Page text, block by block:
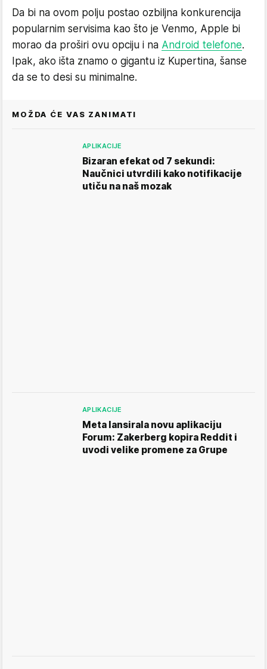
Da bi na ovom polju postao ozbiljna konkurencija
popularnim servisima kao što je Venmo, Apple bi
morao da proširi ovu opciju i na Android telefone.
Ipak, ako išta znamo o gigantu iz Kupertina, šanse
da se to desi su minimalne.
MOŽDA ĆE VAS ZANIMATI
APLIKACIJE
Bizaran efekat od 7 sekundi:
Naučnici utvrdili kako notifikacije
utiču na naš mozak
APLIKACIJE
Meta lansirala novu aplikaciju
Forum: Zakerberg kopira Reddit i
uvodi velike promene za Grupe